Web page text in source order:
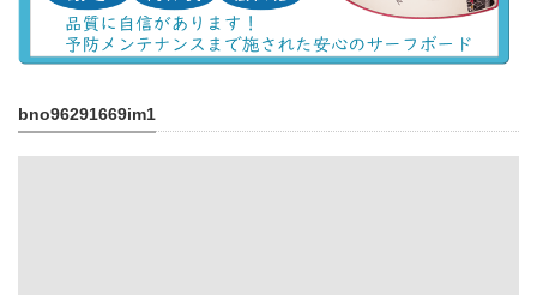
bno96291669im1